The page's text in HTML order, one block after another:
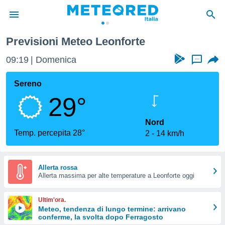
di
per
le
di
Web
le
Previsioni Meteo Leonforte
09:19 Domenica ...
Sereno
29°
Temp. percepita 28°
Nord
2
14 km/h
Allerta rossa
Allerta massima per alte temperature a Leonforte oggi
Ultim'ora.
Meteo, tendenza di lungo termine: arrivano
conferme, la svolta dopo Ferragosto